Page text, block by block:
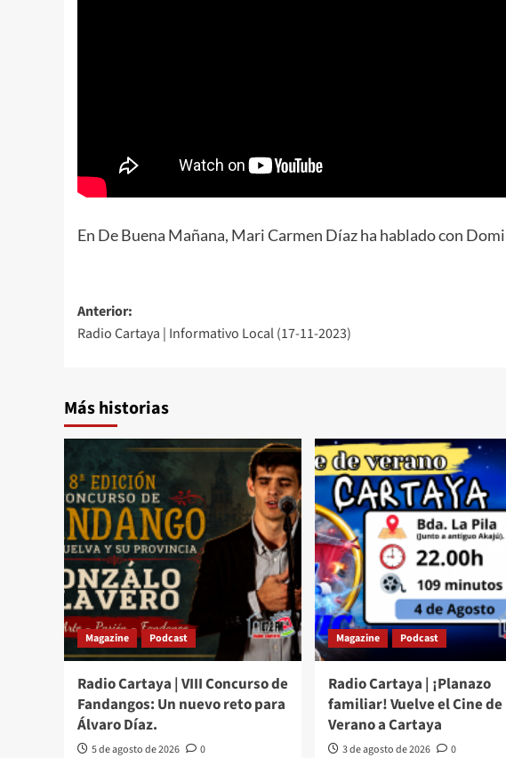
En De Buena Mañana, Mari Carmen Díaz ha hablado con
Anterior:
Radio Cartaya | Informativo Local (17-11-2023)
Más historias
Magazine Podcast
Radio Cartaya | VIII Concurso de
Fandangos: Un nuevo reto para
Álvaro Díaz.
5 de agosto de 2026 0
Magazine Podcast
Radio Cartaya | ¡Planazo
familiar! Vuelve el Cine de
Verano a Cartaya
3 de agosto de 2026 0